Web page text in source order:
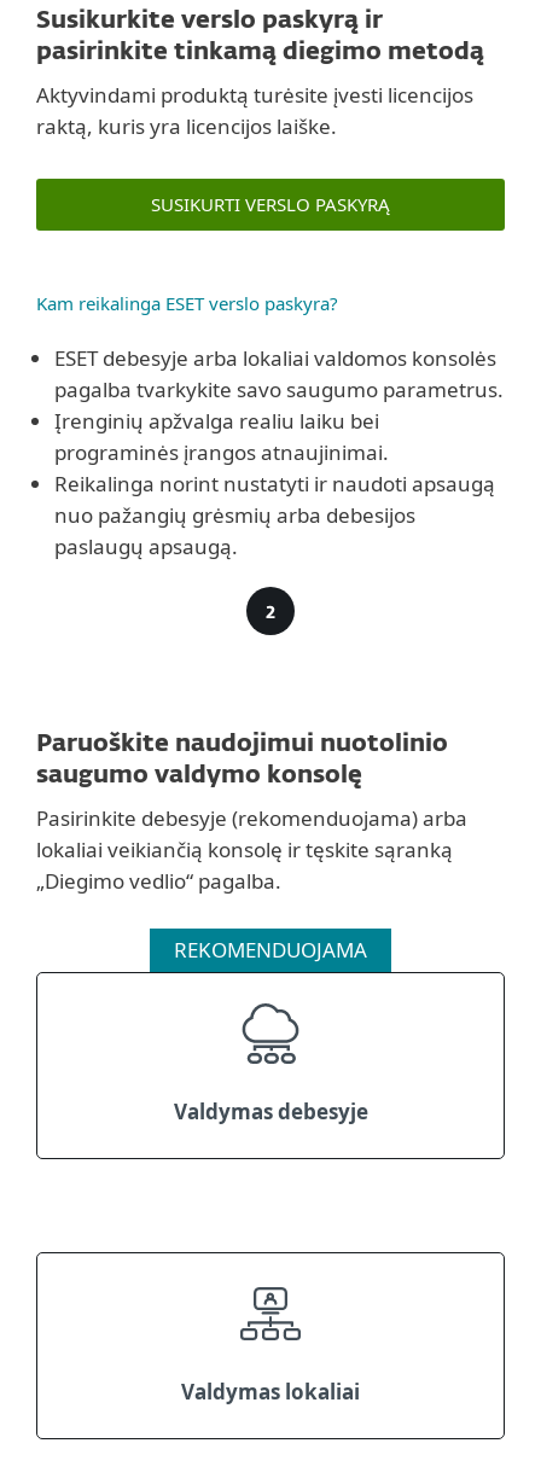
Susikurkite verslo paskyrą ir
pasirinkite tinkamą diegimo metodą
Aktyvindami produktą turėsite įvesti licencijos
raktą, kuris yra licencijos laiške.
SUSIKURTI VERSLO PASKYRĄ
Kam reikalinga ESET verslo paskyra?
ESET debesyje arba lokaliai valdomos konsolės
pagalba tvarkykite savo saugumo parametrus.
Įrenginių apžvalga realiu laiku bei
programinės įrangos atnaujinimai.
Reikalinga norint nustatyti ir naudoti apsaugą
nuo pažangių grėsmių arba debesijos
paslaugų apsaugą.
Paruoškite naudojimui nuotolinio
saugumo valdymo konsolę
Pasirinkite debesyje (rekomenduojama) arba
lokaliai veikiančią konsolę ir tęskite sąranką
„Diegimo vedlio“ pagalba.
REKOMENDUOJAMA
Valdymas debesyje
Valdymas lokaliai